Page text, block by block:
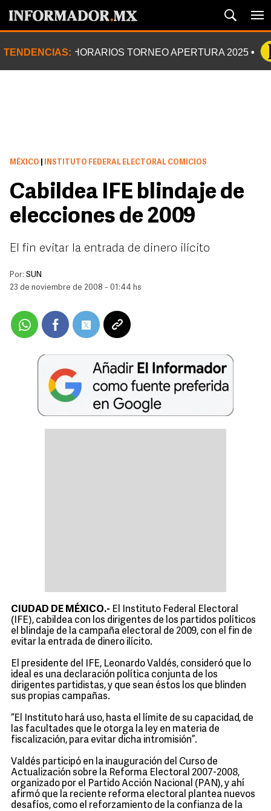
TENDENCIAS: HORARIOS TORNEO APERTURA 2025
MÉXICO INSTITUTO FEDERAL ELECTORAL COMICIOS
Cabildea IFE blindaje de
elecciones de 2009
El fin evitar la entrada de dinero ilícito
Por: SUN
23 de noviembre de 2008 - 01:44 hs
CIUDAD DE MÉXICO.- El Instituto Federal Electoral
(IFE), cabildea con los dirigentes de los partidos políticos
el blindaje de la campaña electoral de 2009, con el fin de
evitar la entrada de dinero ilícito.
El presidente del IFE, Leonardo Valdés, consideró que lo
ideal es una declaración política conjunta de los
dirigentes partidistas, y que sean éstos los que blinden
sus propias campañas.
“El Instituto hará uso, hasta el límite de su capacidad, de
las facultades que le otorga la ley en materia de
fiscalización, para evitar dicha intromisión”.
Valdés participó en la inauguración del Curso de
Actualización sobre la Reforma Electoral 2007-2008,
organizado por el Partido Acción Nacional (PAN), y ahí
afirmó que la reciente reforma electoral plantea nuevos
desafíos, como el reforzamiento de la confianza de la